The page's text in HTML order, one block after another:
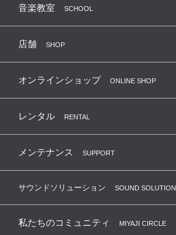
音楽教室 SCHOOL
店舗 SHOP
オンラインショップ ONLINE SHOP
レンタル RENTAL
メンテナンス SUPPORT
サウンドソリューション SOUND SOLUTION
私たちのコミュニティ MIYAJI CIRCLE